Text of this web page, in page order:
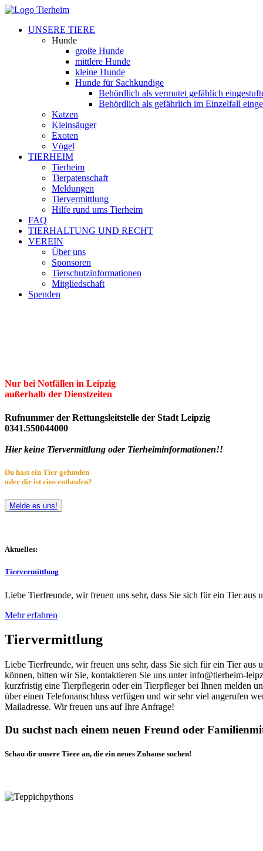
UNSERE TIERE
Hunde
große Hunde
mittlere Hunde
kleine Hunde
Hunde für Sachkundige
Behördlich als vermutet gefählich
Behördlich als gefährlich im Einzelfall
Katzen
Kleinsäuger
Exoten
Vögel
TIERHEIM
Tierheim
Tierpatenschaft
Meldungen
Tiervermittlung
Hilfe rund ums Tierheim
FAQ
TIERHALTUNG UND RECHT
VEREIN
Über uns
Sponsoren
Tierschutzinformationen
Mitgliedschaft
Spenden
Nur bei Notfällen in Leipzig
außerhalb der Dienstzeiten
Rufnummer der Rettungsleitstelle der Stadt Leipzig
0341.550044000
Hier keine Tiervermittlung oder Tierheiminformationen!!
Du hast ein Tier gefunden
oder dir ist eins entlaufen?
Melde es uns!
Aktuelles:
Tiervermittlung
Liebe Tierfreunde, wir freuen uns sehr, dass Sie sich für ein Tier aus
Mehr erfahren
Tiervermittlung
Liebe Tierfreunde, wir freuen uns sehr, dass Sie sich für ein Tier
können, bitten wir Sie, kontaktieren Sie uns unter info@tierheim-
kurzfristig eine Tierpflegerin oder ein Tierpfleger bei Ihnen melden
über einen Telefonanschluss verfügen und wir sehr viel angerufen
Mailadresse. Wir freuen uns auf Ihre Anfrage!
Du suchst nach einem neuen Freund oder
Schau dir unsere Tiere an, die ein neues Zuhause suchen!